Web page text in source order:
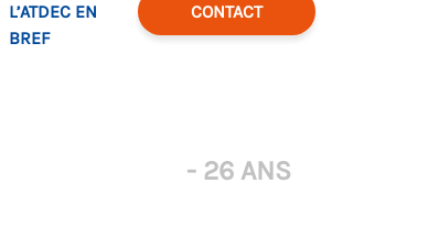
L’ATDEC EN
BREF
CONTACT
- 26 ANS